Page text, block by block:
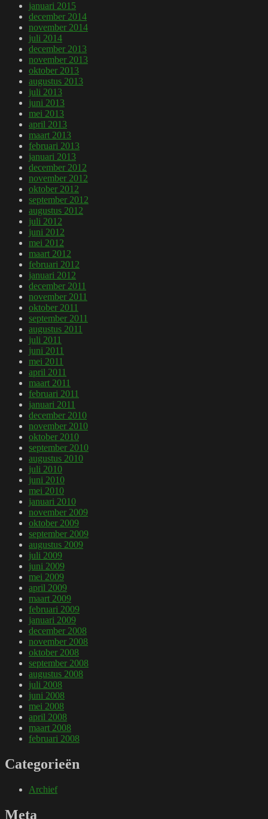
januari 2015
december 2014
november 2014
juli 2014
december 2013
november 2013
oktober 2013
augustus 2013
juli 2013
juni 2013
mei 2013
april 2013
maart 2013
februari 2013
januari 2013
december 2012
november 2012
oktober 2012
september 2012
augustus 2012
juli 2012
juni 2012
mei 2012
maart 2012
februari 2012
januari 2012
december 2011
november 2011
oktober 2011
september 2011
augustus 2011
juli 2011
juni 2011
mei 2011
april 2011
maart 2011
februari 2011
januari 2011
december 2010
november 2010
oktober 2010
september 2010
augustus 2010
juli 2010
juni 2010
mei 2010
januari 2010
november 2009
oktober 2009
september 2009
augustus 2009
juli 2009
juni 2009
mei 2009
april 2009
maart 2009
februari 2009
januari 2009
december 2008
november 2008
oktober 2008
september 2008
augustus 2008
juli 2008
juni 2008
mei 2008
april 2008
maart 2008
februari 2008
Categorieën
Archief
Meta